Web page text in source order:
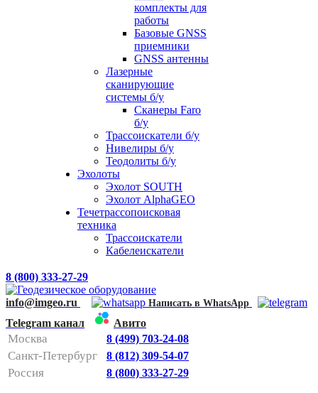
комплекты для
работы
Базовые GNSS
приемники
GNSS антенны
Лазерные
сканирующие
системы б/у
Сканеры Faro
б/у
Трассоискатели б/у
Нивелиры б/у
Теодолиты б/у
Эхолоты
Эхолот SOUTH
Эхолот AlphaGEO
Течетрассопоисковая
техника
Трассоискатели
Кабелеискатели
8 (800) 333-27-29
info@imgeo.ru Написать в WhatsApp
Telegram канал Авито
Москва 8 (499) 703-24-08
Санкт-Петербург 8 (812) 309-54-07
Россия 8 (800) 333-27-29